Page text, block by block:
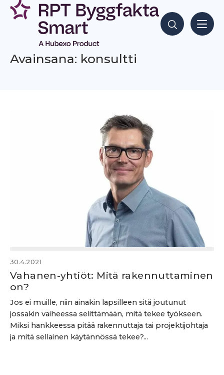
Siirry
sisältöön
Hae sisältöjä
Avainsana: konsultti
30.4.2021
Vahanen-yhtiöt: Mitä rakennuttaminen
on?
Jos ei muille, niin ainakin lapsilleen sitä joutunut
jossakin vaiheessa selittämään, mitä tekee työkseen.
Miksi hankkeessa pitää rakennuttaja tai projektijohtaja
ja mitä sellainen käytännössä tekee?...